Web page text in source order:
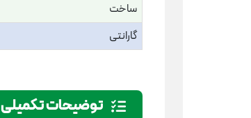
ساخت
گارانتی
توضیحات تکمیلی